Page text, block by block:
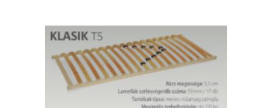
TOVÁBB OLVASOM